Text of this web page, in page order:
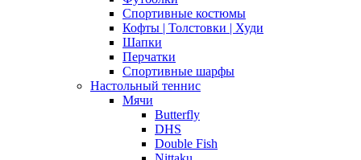
Спортивные костюмы
Кофты | Толстовки | Худи
Шапки
Перчатки
Спортивные шарфы
Настольный теннис
Мячи
Butterfly
DHS
Double Fish